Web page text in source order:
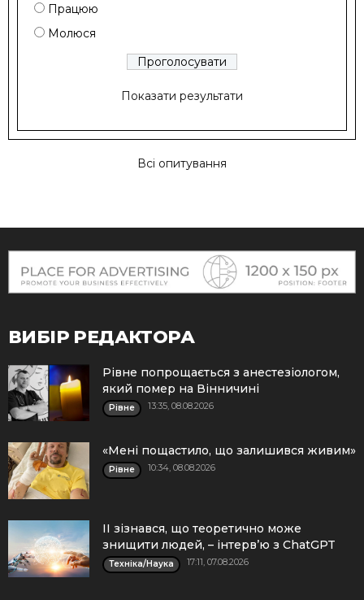
Працюю
Молюся
Показати результати
Всі опитування
ВИБІР РЕДАКТОРА
Рівне попрощається з анестезіологом,
який помер на Вінничині
Рівне 13:35, 08.08.2026
«Мені пощастило, що залишився живим»
Рівне 10:34, 08.08.2026
ІІ зізнався, що теоретично може
знищити людей, – інтерв’ю з ChatGPT
Техніка/Наука 17:11, 07.08.2026